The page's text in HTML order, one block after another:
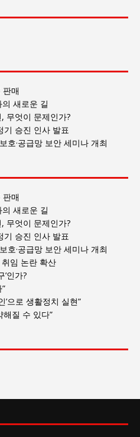
매
새로운 길
무엇이 문제인가?
기 승진 인사 발표
호·공급망 보안 세미나 개최
매
새로운 길
무엇이 문제인가?
기 승진 인사 발표
호·공급망 보안 세미나 개최
임 논란 확산
’인가?
’으로 생활정치 실현”
해질 수 있다”